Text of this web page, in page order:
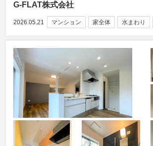
G-FLAT株式会社
2026.05.21 マンション 家全体 水まわり